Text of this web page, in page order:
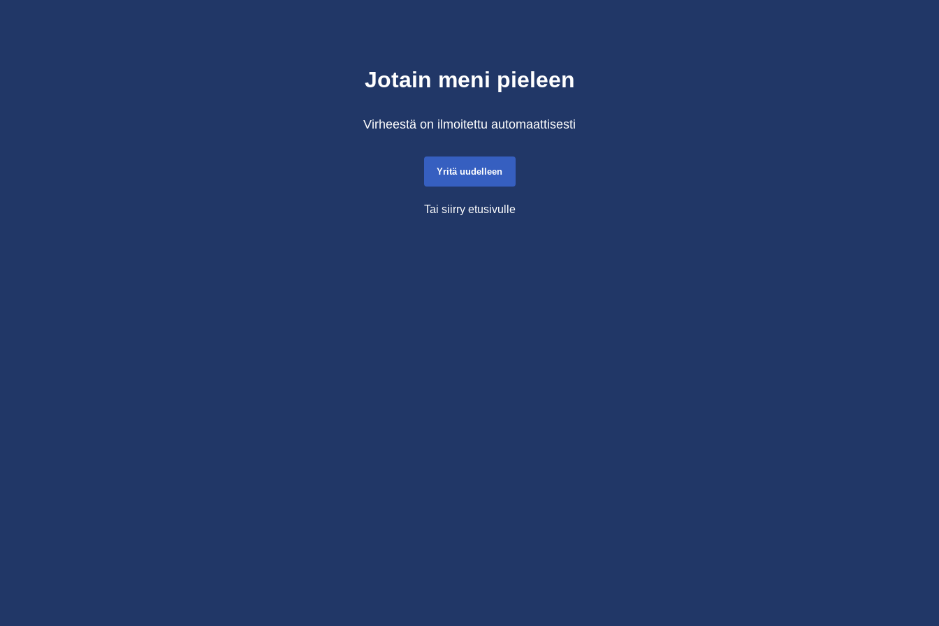
Jotain meni pieleen
Virheestä on ilmoitettu automaattisesti
Yritä uudelleen
Tai siirry etusivulle